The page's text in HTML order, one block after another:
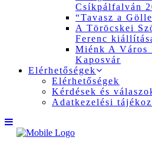
Csíkpálfalván
“Tavasz a
A Töröcskei
Ferenc
Miénk A Város
Kaposvár
Elérhetőségek
Elérhetőségek
Kérdések és
Adatkezelési